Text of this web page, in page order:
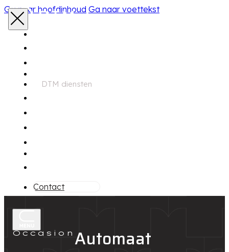
Ga naar hoofdinhoud Ga naar voettekst
DTM diensten
Contact
Occasion Automaat